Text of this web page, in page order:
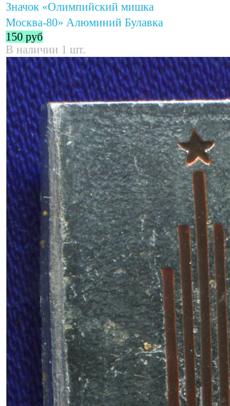
Значок «Олимпийский мишка
Москва-80» Алюминий Булавка
150 руб
В наличии 1 шт.